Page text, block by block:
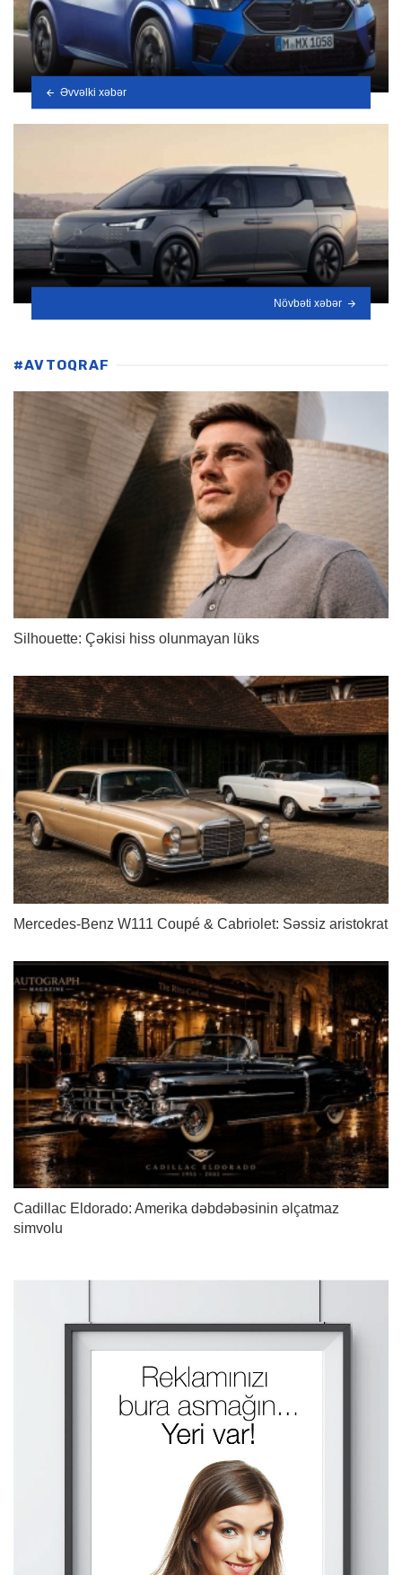
Əvvəlki xəbər
Növbəti xəbər
#AVTOQRAF
Silhouette: Çəkisi hiss olunmayan lüks
Mercedes-Benz W111 Coupé & Cabriolet: Səssiz aristokrat
Cadillac Eldorado: Amerika dəbdəbəsinin əlçatmaz
simvolu